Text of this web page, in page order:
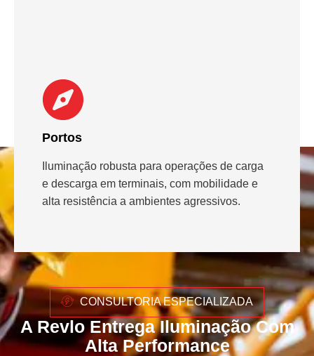
Portos
Iluminação robusta para operações de carga
e descarga em terminais, com mobilidade e
alta resistência a ambientes agressivos.
CONSULTORIA ESPECIALIZADA
A Revlo Entrega Iluminação Com
Alta Performance